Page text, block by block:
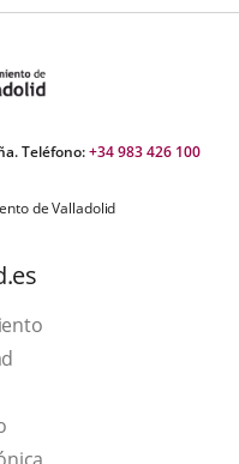
Teléfono:+34 983 426 100
de Valladolid
Este
enlace